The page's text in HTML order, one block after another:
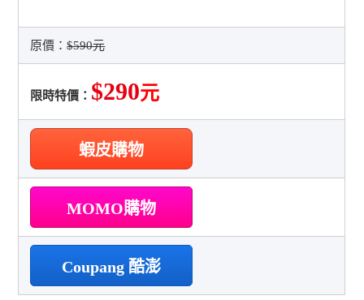
原價：$590元
限時特價： $290元
蝦皮購物
MOMO購物
Coupang 酷澎